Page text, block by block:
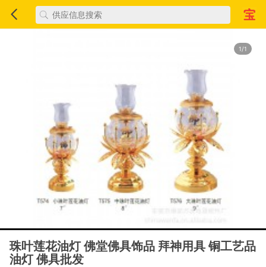
1/1
珠叶莲花油灯 佛堂佛具饰品 拜神用具 铜工艺品
油灯 佛具批发